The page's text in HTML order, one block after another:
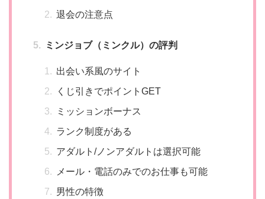
退会の注意点
ミンジョブ（ミンクル）の評判
出会い系風のサイト
くじ引きでポイントGET
ミッションボーナス
ランク制度がある
アダルト/ノンアダルトは選択可能
メール・電話のみでのお仕事も可能
男性の特徴